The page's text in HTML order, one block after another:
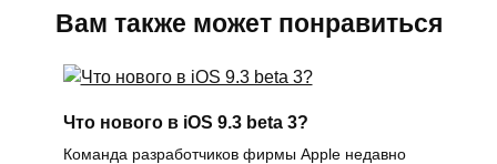
Вам также может понравиться
Что нового в iOS 9.3 beta 3?
Команда разработчиков фирмы Apple недавно